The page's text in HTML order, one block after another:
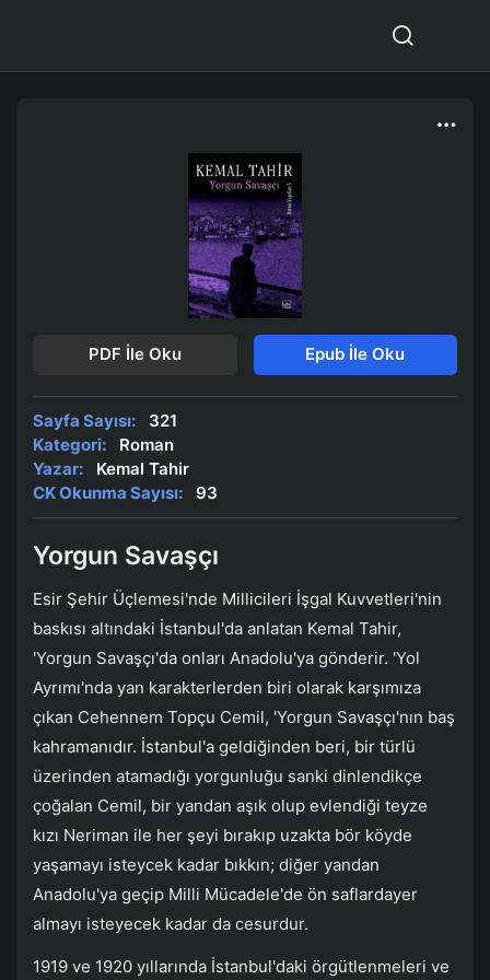
PDF İle Oku Epub İle Oku
Sayfa Sayısı:
321
Kategori:
Roman
Yazar:
Kemal Tahir
CK Okunma Sayısı:
93
Yorgun Savaşçı
Esir Şehir Üçlemesi'nde Millicileri İşgal Kuvvetleri'nin
baskısı altındaki İstanbul'da anlatan Kemal Tahir,
'Yorgun Savaşçı'da onları Anadolu'ya gönderir. 'Yol
Ayrımı'nda yan karakterlerden biri olarak karşımıza
çıkan Cehennem Topçu Cemil, 'Yorgun Savaşçı'nın baş
kahramanıdır. İstanbul'a geldiğinden beri, bir türlü
üzerinden atamadığı yorgunluğu sanki dinlendikçe
çoğalan Cemil, bir yandan aşık olup evlendiği teyze
kızı Neriman ile her şeyi bırakıp uzakta bör köyde
yaşamayı isteycek kadar bıkkın; diğer yandan
Anadolu'ya geçip Milli Mücadele'de ön saflardayer
almayı isteyecek kadar da cesurdur.
1919 ve 1920 yıllarında İstanbul'daki örgütlenmeleri ve